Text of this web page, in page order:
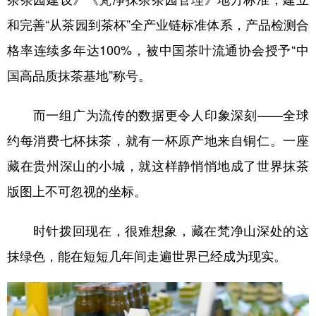
和完善“从茶园到茶杯”全产业链标准体系，产品检测合
格率连续多年达100%，被中国茶叶流通协会授予“中
国高品质抹茶基地”称号。
而一组广为流传的数据更令人印象深刻——全球
约每消费七杯抹茶，就有一杯原产地来自铜仁。一座
藏在贵州深山的小城，就这样静悄悄地成了世界抹茶
版图上不可忽视的坐标。
时针拨回现在，很难想象，藏在梵净山深处的这
抹绿色，能在短短几年间走遍世界已经成为现实。